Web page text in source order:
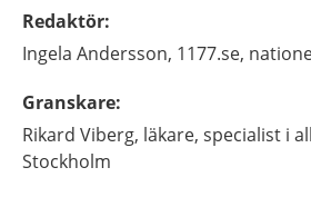
Redaktör:
Ingela Andersson, 1177.se,
Granskare:
Rikard Viberg, läkare, specialist i
Stockholm